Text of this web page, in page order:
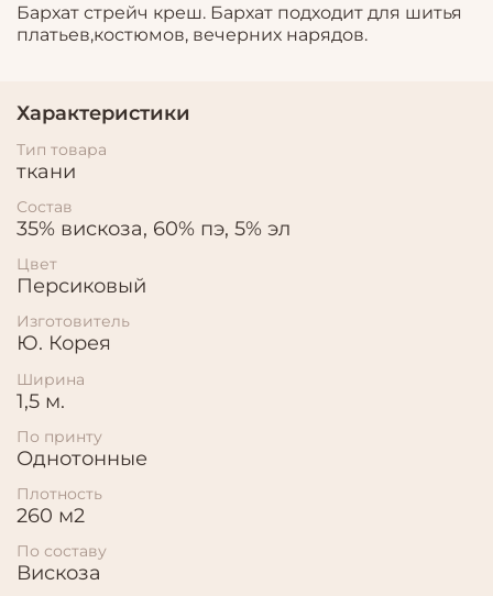
Бархат стрейч креш. Бархат подходит для шитья
платьев,костюмов, вечерних нарядов.
Характеристики
Тип товара
ткани
Состав
35% вискоза, 60% пэ, 5% эл
Цвет
Персиковый
Изготовитель
Ю. Корея
Ширина
1,5 м.
По принту
Однотонные
Плотность
260 м2
По составу
Вискоза